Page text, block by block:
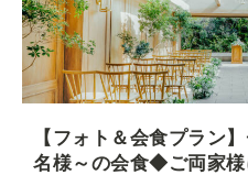
【フォト＆会食プラン
名様～の会食◆ご両家